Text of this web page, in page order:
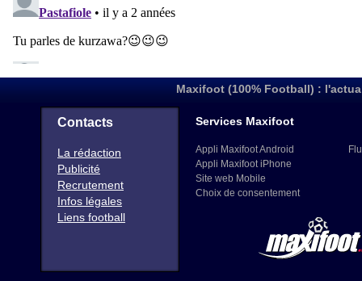
Maxifoot (100% Football) :
Contacts
La rédaction
Publicité
Recrutement
Infos légales
Liens football
Services Maxifoot
Appli Maxifoot Android
Appli Maxifoot iPhone
Site web Mobile
Choix de consentement